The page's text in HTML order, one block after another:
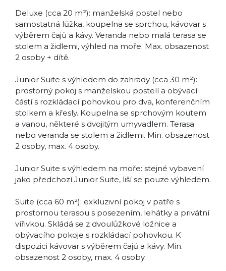
Deluxe (cca 20 m²): manželská postel nebo
samostatná lůžka, koupelna se sprchou, kávovar s
výběrem čajů a kávy. Veranda nebo malá terasa se
stolem a židlemi, výhled na moře. Max. obsazenost
2 osoby + dítě.
Junior Suite s výhledem do zahrady (cca 30 m²):
prostorný pokoj s manželskou postelí a obývací
částí s rozkládací pohovkou pro dva, konferenčním
stolkem a křesly. Koupelna se sprchovým koutem
a vanou, některé s dvojitým umyvadlem. Terasa
nebo veranda se stolem a židlemi. Min. obsazenost
2 osoby, max. 4 osoby.
Junior Suite s výhledem na moře: stejné vybavení
jako předchozí Junior Suite, liší se pouze výhledem.
Suite (cca 60 m²): exkluzivní pokoj v patře s
prostornou terasou s posezením, lehátky a privátní
vířivkou. Skládá se z dvoulůžkové ložnice a
obývacího pokoje s rozkládací pohovkou. K
dispozici kávovar s výběrem čajů a kávy. Min.
obsazenost 2 osoby, max. 4 osoby.